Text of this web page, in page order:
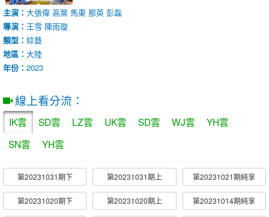
主演： 大張偉 高葉 馬東 那英 彭磊
導演： 王雪 陳雨璇
類型： 綜藝
地區： 大陸
年份： 2023
線上看分流：
IK雲 SD雲 LZ雲 UK雲 SD雲 WJ雲
YH雲
SN雲
YH雲
第20231031期下 第20231031期上 第20231021期純享
第20231020期下 第20231020期上 第20231014期純享